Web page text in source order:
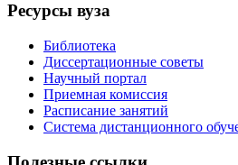
Ресурсы вуза
Библиотека
Диссертационные советы
Научный портал
Приемная комиссия
Расписание занятий
Система дистанционного